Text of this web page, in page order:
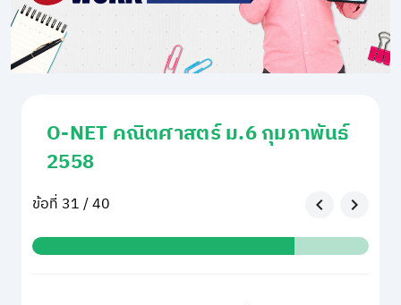
O-NET คณิตศาสตร์ ม.6 กุมภาพันธ์
2558
ข้อที่ 31 / 40